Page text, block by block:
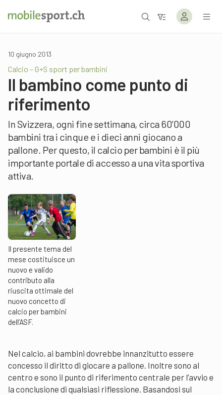
10 giugno 2013
Calcio – G+S sport per bambini
Il bambino come punto di
riferimento
In Svizzera, ogni fine settimana, circa 60’000
bambini tra i cinque e i dieci anni giocano a
pallone. Per questo, il calcio per bambini è il più
importante portale di accesso a una vita sportiva
attiva.
Il presente tema del
mese costituisce un
nuovo e valido
contributo alla
riuscita ottimale del
nuovo concetto di
calcio per bambini
dell’ASF.
Nel calcio, ai bambini dovrebbe innanzitutto essere
concesso il diritto di giocare a pallone. Inoltre sono al
centro e sono il punto di riferimento centrale per l’avvio e
la conclusione di qualsiasi riflessione. Basandosi sul